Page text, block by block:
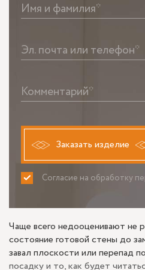
Имя и фамилия*
Эл. почта или телефон*
Комментарий*
Заказать изделие
Согласие на обработку
ПРИНИМАЮ
Чаще всего недооценивают не
состояние готовой стены до
завал плоскости или перепад
посадку и то, как будет